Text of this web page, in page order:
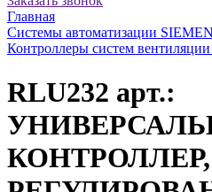
Главная
Системы автоматизации
Контроллеры систем
RLU232 арт.: